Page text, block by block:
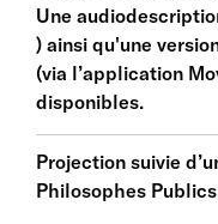
Une
) ainsi qu'une
(via l’application
disponibles.
Projection suivie
Philosophes